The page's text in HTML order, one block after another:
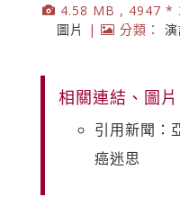
4.58 MB , 4947 *
圖片
| 分類：
相關連結、圖片
引用新聞：
癌迷思